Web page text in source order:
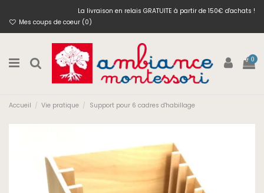
La livraison en relais GRATUITE à partir de 150€ d'achats !
Mes coups de coeur (0)
0
Accueil Vie pratique Support pour 6 cadres d'habillage